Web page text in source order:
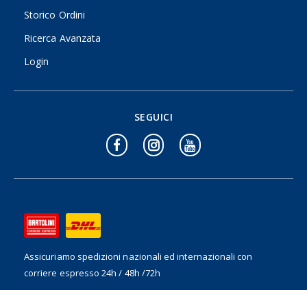
Storico Ordini
Ricerca Avanzata
Login
Assicuriamo spedizioni nazionali ed internazionalicon
corriere espresso 24h / 48h /72h
SEGUICI